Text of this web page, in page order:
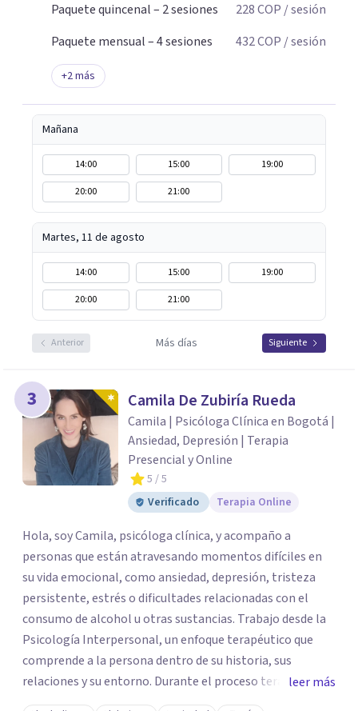
Paquete quincenal – 2 sesiones
228COP / sesión
Paquete mensual – 4 sesiones
432COP / sesión
+2más
Mañana
14:00 15:00
19:00
20:00
21:00
Martes, 11 de agosto
14:00 15:00
19:00
20:00
21:00
Anterior Más días Siguiente
3 Camila De Zubiría Rueda
Camila | Psicóloga Clínica en Bogotá |
Ansiedad, Depresión | Terapia
Presencial y Online
5 / 5
Verificado
Terapia Online
Hola, soy Camila, psicóloga clínica, y acompaño a
personas que están atravesando momentos difíciles en
su vida emocional, como ansiedad, depresión, tristeza
persistente, estrés o dificultades relacionadas con el
consumo de alcohol u otras sustancias. Trabajo desde la
Psicología Interpersonal, un enfoque terapéutico que
comprende a la persona dentro de su historia, sus
relaciones y su entorno. Durante el proceso terapéutico
exploramos cómo tus experiencias pasadas, tus vínculos
leer más